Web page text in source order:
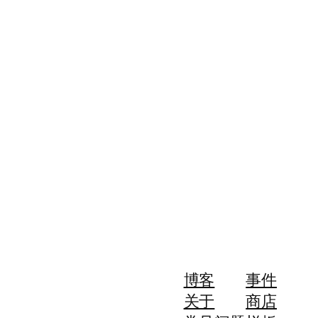
博客
关于
事件
商店